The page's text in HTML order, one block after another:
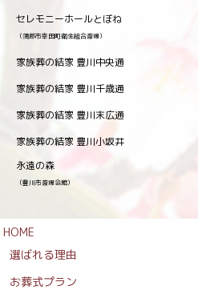
セレモニーホールとぼね
（蒲郡市幸田町衛生組合斎場）
家族葬の結家 豊川中央通
家族葬の結家 豊川千歳通
家族葬の結家 豊川末広通
家族葬の結家 豊川小坂井
永遠の森
（豊川市斎場会館）
HOME
選ばれる理由
お葬式プラン